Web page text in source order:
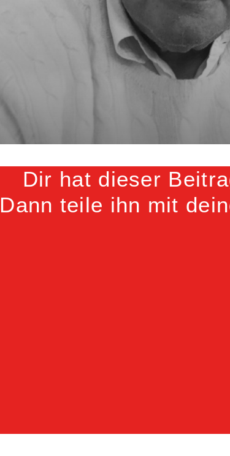
Dir hat dieser
Dann teile ihn mit